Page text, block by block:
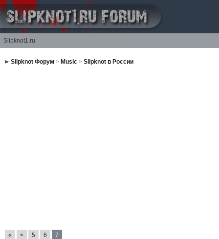
Slipknot1.ru
Slipknot Форум > Music> Slipknot в России
« < 5 6 7